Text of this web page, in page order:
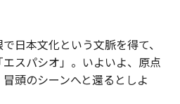
日本文化という文脈を得て、
スパシオ」。いよいよ、原点
頭のシーンへと還るとしよ